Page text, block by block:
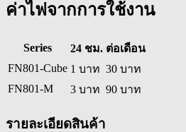
ค่าไฟจากการใช้งาน
Series 24 ชม. ต่อเดือน
FN801-Cube 1 บาท 30 บาท
FN801-M
3 บาท 90 บาท
รายละเอียดสินค้า